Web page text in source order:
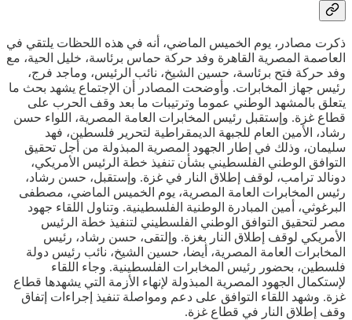
ذكرت مصادر، يوم الخميس الماضي، أنه في هذه اللحظات يلتقي في
العاصمة المصرية القاهرة وفد حركة حماس برئاسة، خليل الحية، مع
وفد حركة فتح برئاسة، حسين الشيخ، نائب الرئيس، وماجد فرج،
رئيس جهاز المخابرات. وأوضحت المصادر أن الإجتماع يشهد بحث ما
يتعلق بالمشهد الوطني عموما وترتيبات ما بعد وقف الحرب على
قطاع غزة. وإستقبل رئيس المخابرات العامة المصرية، اللواء حسن
رشاد، الأمين العام للجبهة الديمقراطية لتحرير فلسطين، فهد
سليمان، وذلك في إطار الجهود المصرية المبذولة من أجل تحقيق
التوافق الوطني الفلسطيني بشأن تنفيذ خطة الرئيس الأمريكي،
دونالد ترامب، لوقف إطلاق النار في غزة. وإستقبل، حسن رشاد،
رئيس المخابرات العامة المصرية، يوم الخميس الماضي، مصطفى
البرغوثي، أمين المبادرة الوطنية الفلسطينية. وتناول اللقاء جهود
مصر لتحقيق التوافق الوطني الفلسطيني لتنفيذ خطة الرئيس
الأمريكي لوقف إطلاق النار بغزة. وإلتقى، حسن رشاد، رئيس
المخابرات العامة المصرية، أيضا، حسين الشيخ، نائب رئيس دولة
فلسطين، بحضور رئيس المخابرات الفلسطينية. وجاء اللقاء
لإستكمال الجهود المصرية المبذولة لإنهاء الأزمة التي يشهدها قطاع
غزة. وشهد اللقاء التوافق على دعم ومواصلة تنفيذ إجراءات إتفاق
وقف إطلاق النار في قطاع غزة.